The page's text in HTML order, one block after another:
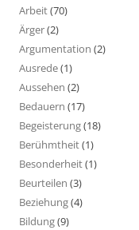
Arbeit(70)
Ärger(2)
Argumentation (2)
Ausrede(1)
Aussehen (2)
Bedauern (17)
Begeisterung(18)
Berühmtheit(1)
Besonderheit(1)
Beurteilen (3)
Beziehung(4)
Bildung(9)